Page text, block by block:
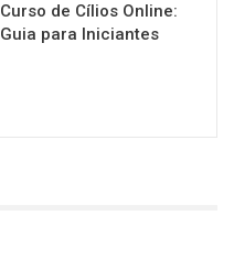
Curso de Cílios Online:
Guia para Iniciantes